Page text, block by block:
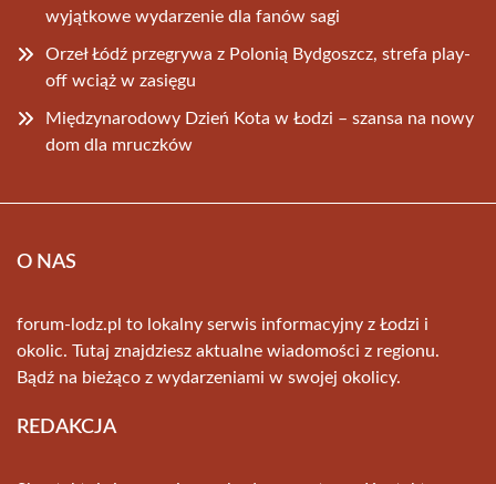
wyjątkowe wydarzenie dla fanów sagi
Orzeł Łódź przegrywa z Polonią Bydgoszcz, strefa play-
off wciąż w zasięgu
Międzynarodowy Dzień Kota w Łodzi – szansa na nowy
dom dla mruczków
O NAS
forum-lodz.pl to lokalny serwis informacyjny z Łodzi i
okolic. Tutaj znajdziesz aktualne wiadomości z regionu.
Bądź na bieżąco z wydarzeniami w swojej okolicy.
REDAKCJA